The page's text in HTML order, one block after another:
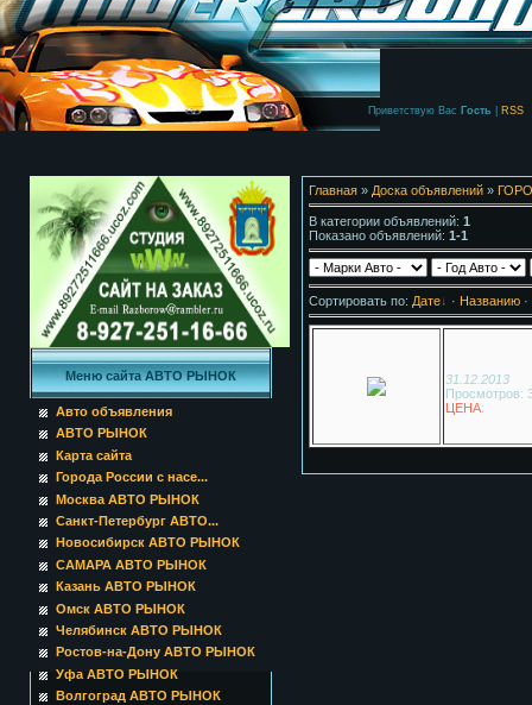
Приветствую Вас Гость RSS
Меню сайта АВТО РЫНОК
Авто объявления
АВТО РЫНОК
Карта сайта
Города России с насе...
Москва АВТО РЫНОК
Санкт-Петербург АВТО...
Новосибирск АВТО РЫНОК
САМАРА АВТО РЫНОК
Казань АВТО РЫНОК
Омск АВТО РЫНОК
Челябинск АВТО РЫНОК
Ростов-на-Дону АВТО РЫНОК
Уфа АВТО РЫНОК
Волгоград АВТО РЫНОК
Главная» Доска объявлений»
В категории объявлений: 1
Показано объявлений: 1-1
Сортировать по: Дате · Названию·
31.12.2013
Просмотров:
ЦЕНА: